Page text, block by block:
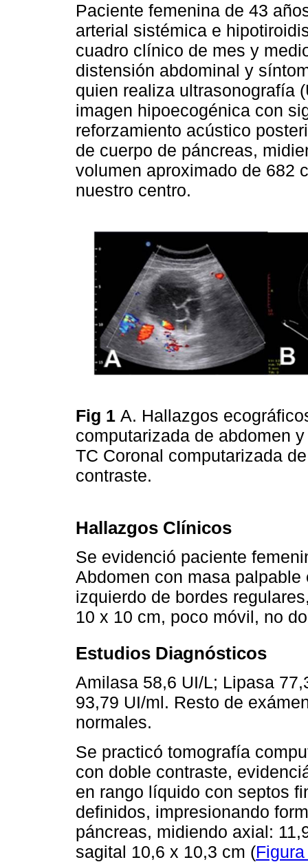
Paciente femenina de 43
arterial sistémica e
cuadro clínico de mes y
distensión abdominal y
quien realiza ultrasonografía
imagen hipoecogénica con
reforzamiento acústico
de cuerpo de páncreas,
volumen aproximado de 682
nuestro centro.
Fig 1 A. Hallazgos
computarizada de abdomen
TC Coronal computarizada
contraste.
Hallazgos Clínicos
Se evidenció paciente
Abdomen con masa
izquierdo de bordes
10 x 10 cm, poco móvil, no
Estudios Diagnósticos
Amilasa 58,6 UI/L; Lipasa
93,79 UI/ml. Resto de
normales.
Se practicó tomografía
con doble contraste,
en rango líquido con septos
definidos, impresionando
páncreas, midiendo axial:
sagital 10,6 x 10,3 cm (